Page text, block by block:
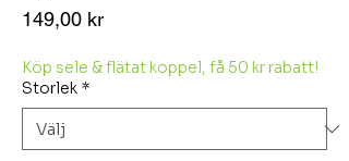
149,00 krPris
Köp sele & flätat koppel, få 50 kr rabatt!
Storlek *